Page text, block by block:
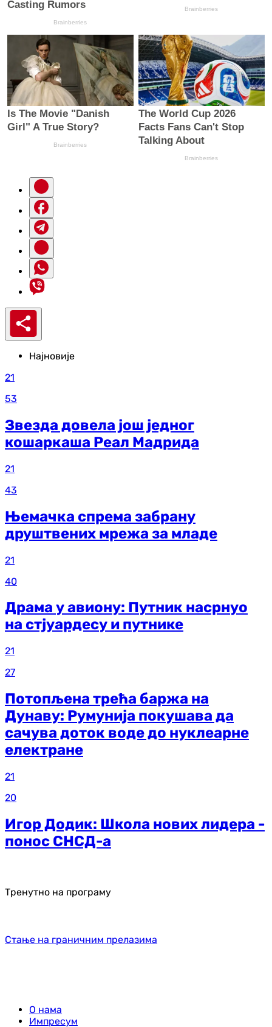
Најновије
21
53
Звезда довела још једног
кошаркаша Реал Мадрида
21
43
Њемачка спрема забрану
друштвених мрежа за младе
21
40
Драма у авиону: Путник насрнуо
на стјуардесу и путнике
21
27
Потопљена трећа баржа на
Дунаву: Румунија покушава да
сачува доток воде до нуклеарне
електране
21
20
Игор Додик: Школа нових лидера -
понос СНСД-а
Тренутно на програму
Стање на граничним прелазима
О нама
Импресум